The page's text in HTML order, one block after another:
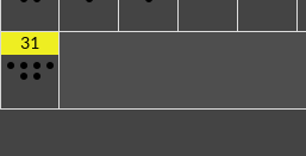
31
• • • •
• •